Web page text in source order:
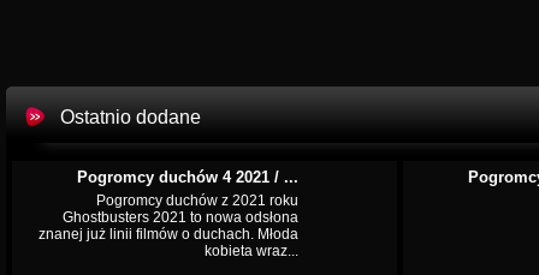
Ostatnio dodane
Pogromcy duchów 4 2021 / ...
Pogromcy duchów z 2021 roku
Ghostbusters 2021 to nowa odsłona
znanej już linii filmów o duchach. Młoda
kobieta wraz...